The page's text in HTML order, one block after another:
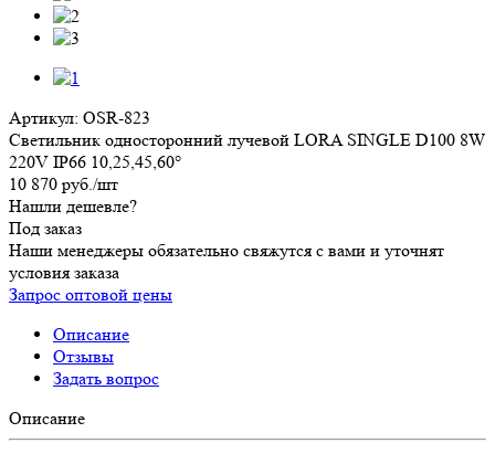
Артикул: OSR-823
Светильник односторонний лучевой LORA SINGLE D100 8W
220V IP66 10,25,45,60°
10 870 руб./шт
Нашли дешевле?
Под заказ
Наши менеджеры обязательно свяжутся с вами и уточнят
условия заказа
Запрос оптовой цены
Описание
Отзывы
Задать вопрос
Описание